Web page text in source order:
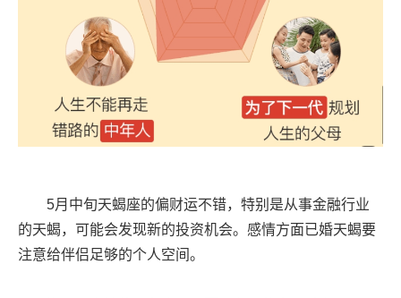
5月中旬天蝎座的偏财运不错，特别是从事金融行业
的天蝎，可能会发现新的投资机会。感情方面已婚天蝎要
注意给伴侣足够的个人空间。